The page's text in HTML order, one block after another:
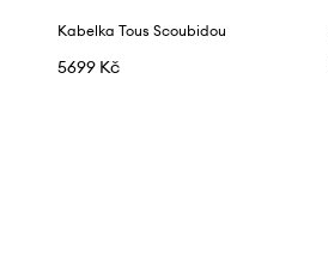
Kabelka Tous Scoubidou
5699 Kč